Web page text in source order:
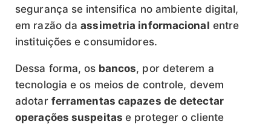
segurança se intensifica no ambiente digital,
em razão daassimetria informacional entre
instituições e consumidores.
Dessa forma, os bancos, por deterem a
tecnologia e os meios de controle, devem
adotar ferramentas capazes de detectar
operações suspeitase proteger o cliente